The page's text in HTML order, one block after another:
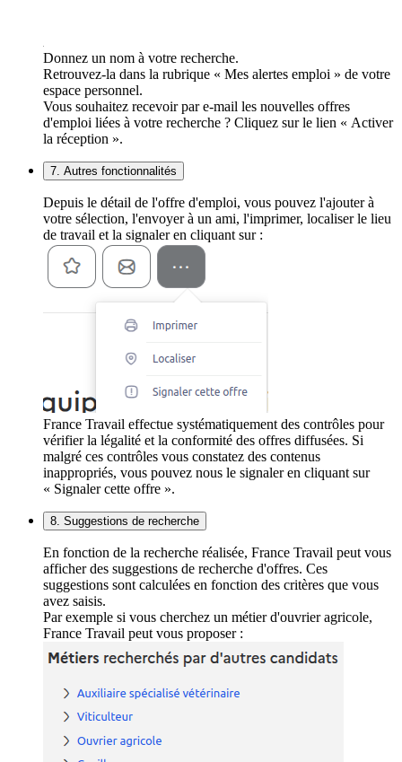
Donnez un nom à votre recherche.
Retrouvez-la dans la rubrique « Mes alertes emploi » de votre
espace personnel.
Vous souhaitez recevoir par e-mail les nouvelles offres
d'emploi liées à votre recherche ? Cliquez sur le lien « Activer
la réception ».
7. Autres fonctionnalités
Depuis le détail de l'offre d'emploi, vous pouvez l'ajouter à
votre sélection, l'envoyer à un ami, l'imprimer, localiser le lieu
de travail et la signaler en cliquant sur :
France Travail effectue systématiquement des contrôles pour
vérifier la légalité et la conformité des offres diffusées. Si
malgré ces contrôles vous constatez des contenus
inappropriés, vous pouvez nous le signaler en cliquant sur
« Signaler cette offre ».
8. Suggestions de recherche
En fonction de la recherche réalisée, France Travail peut vous
afficher des suggestions de recherche d'offres. Ces
suggestions sont calculées en fonction des critères que vous
avez saisis.
Par exemple si vous cherchez un métier d'ouvrier agricole,
France Travail peut vous proposer :